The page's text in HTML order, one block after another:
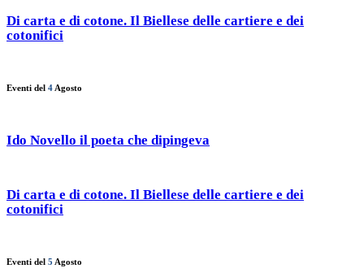
Di carta e di cotone. Il Biellese delle cartiere e dei
cotonifici
Eventi del 4 Agosto
Ido Novello il poeta che dipingeva
Di carta e di cotone. Il Biellese delle cartiere e dei
cotonifici
Eventi del 5 Agosto